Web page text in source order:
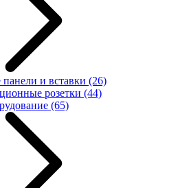
и вставки (26)
розетки (44)
(65)